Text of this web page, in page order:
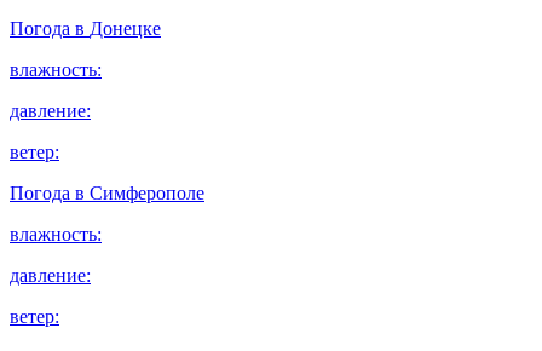
Погода в Донецке
влажность:
давление:
ветер:
Погода в Симферополе
влажность:
давление:
ветер: